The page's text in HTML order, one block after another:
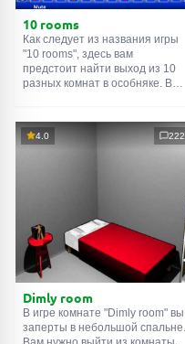
10 rooms
Как следует из названия игры
"10 rooms", здесь вам
предстоит найти выход из 10
разных комнат в особняке. В
их, чтобы выйти. Выход из
одной комнаты является
4.0 222
Dimly room
В игре комнате "Dimly room" вы
заперты в небольшой спальне.